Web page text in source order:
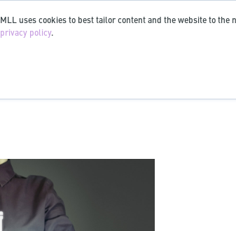
MLL uses cookies to best tailor content and the website to
privacy policy.